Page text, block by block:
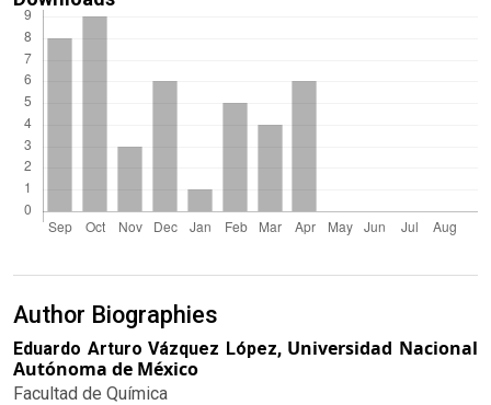
Author Biographies
Eduardo Arturo Vázquez López, Universidad Nacional
Autónoma de México
Facultad de Química